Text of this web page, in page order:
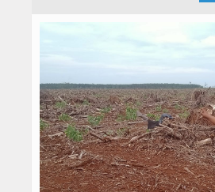
Berita Foto
Budaya & Pariwisata
Ekbis
Olahraga